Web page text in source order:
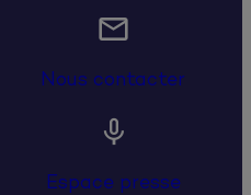

Nous contacter

Espace presse